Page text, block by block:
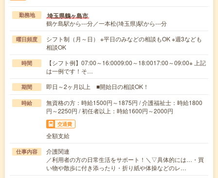
勤務地 埼玉県鶴ヶ島市
鶴ケ島駅から---分／一本松(埼玉県)駅から---分
曜日頻度
シフト制（月～日） ※平日のみなどの相談もOK ※週3なども
相談OK
時間
【シフト例】07:00～16:0009:00～18:0017:00～09:00※ 上記
は一例です！そ…
期間 即日～2ヶ月以上 ■開始日の相談OK！
時給
無資格の方：時給1500円～1875円 / 介護福祉士：時給1800
円～2250円 / 初任者以上：時給1600円～2000円
交通費
全額支給
仕事内容
介護関連
／利用者の方の日常生活をサポート！＼▽具体的には…・買
い物や散歩に付き添ったり・折り紙や体操などのレ…